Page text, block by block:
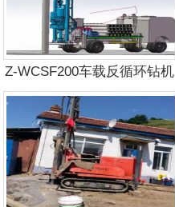
Z-WCSF200车载反循环钻机